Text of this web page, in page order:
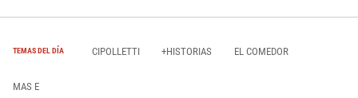
TEMAS DEL DÍA CIPOLLETTI +HISTORIAS EL COMEDOR
MAS E